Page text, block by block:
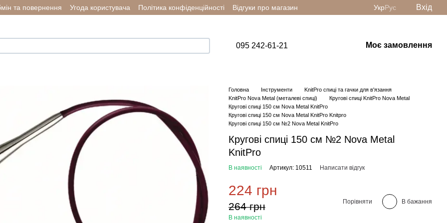
та повернення Угода користувача Політика конфіденційності Відгуки про магазин УкрРус Вхід
095 242-61-21 Моє замовлення
Головна Інструменти
KnitPro спиці та гачки для в'язання
KnitPro Nova Metal (металеві спиці)
Кругові спиці KnitPro Nova Metal
Кругові спиці 150 см Nova Metal KnitPro
Кругові спиці 150 см Nova Metal KnitPro Knitpro
Кругові спиці 150 см №2 Nova Metal KnitPro
Кругові спиці 150 см №2 Nova Metal
KnitPro
В наявності Артикул: 10511 Написати відгук
224 грн
264 грн
В наявності
Порівняти В бажання